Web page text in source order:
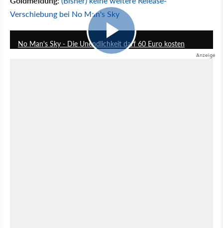
Verschiebung bei No Man's Sky
No Man's Sky - Die Unendlichkeit darf 60 Euro kosten